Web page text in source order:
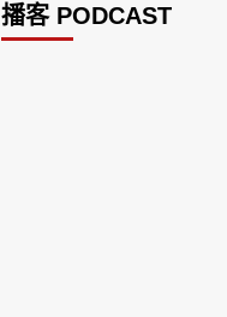
播客 PODCAST